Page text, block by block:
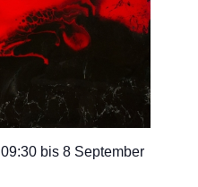
bis8 September